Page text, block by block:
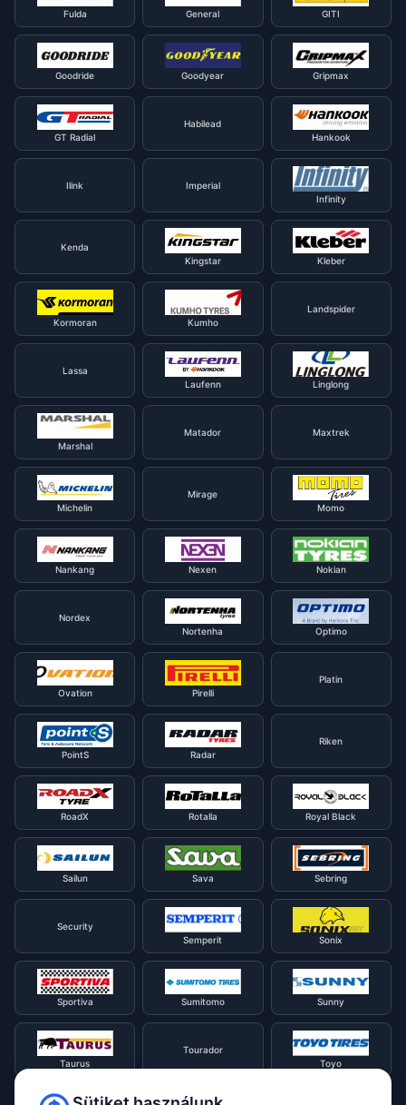
Fulda General GITI
Goodride Goodyear Gripmax
GT Radial
Habilead
Hankook
Ilink
Imperial
Infinity
Kenda
Kingstar
Kleber
Kormoran Kumho
Landspider
Lassa
Laufenn
Linglong
Marshal
Matador Maxtrek
Michelin
Mirage
Momo
Nankang Nexen Nokian
Nordex
Nortenha
Optimo
Ovation Pirelli
Platin
PointS Radar
Riken
RoadX Rotalla Royal Black
Sailun Sava Sebring
Security
Semperit
Sonix
Sportiva Sumitomo Sunny
Taurus
Tourador
Toyo